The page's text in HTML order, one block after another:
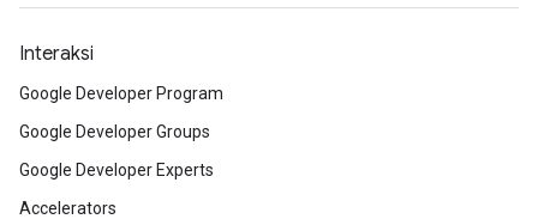
Interaksi
Google Developer Program
Google Developer Groups
Google Developer Experts
Accelerators